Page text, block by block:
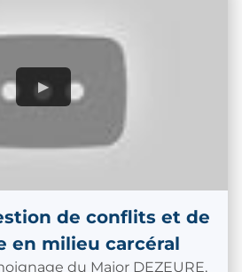
de conflits et de
en milieu carcéral
du Major DEZEURE,